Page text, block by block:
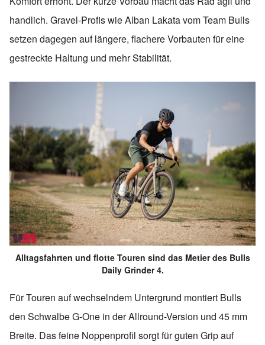
handlich. Gravel-Profis wie Alban Lakata vom Team Bulls
setzen dagegen auf längere, flachere Vorbauten für eine
gestreckte Haltung und mehr Stabilität.
Alltagsfahrten und flotte Touren sind das Metier des Bulls
Daily Grinder 4.
Für Touren auf wechselndem Untergrund montiert Bulls
den Schwalbe G-One in der Allround-Version und 45 mm
Breite. Das feine Noppenprofil sorgt für guten Grip auf